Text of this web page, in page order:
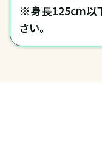
※身長125cm以
さい。